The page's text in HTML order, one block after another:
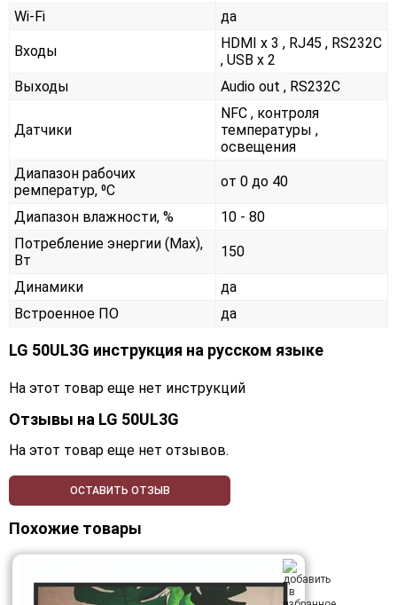
Wi-Fi
да
Входы
HDMI x 3 , RJ45 , RS232С
, USB x 2
Выходы
Audio out , RS232С
Датчики
NFC , контроля
температуры ,
освещения
Диапазон рабочих
ремператур, ⁰С
от 0 до 40
Диапазон влажности, %
10 - 80
Потребление энергии (Max),
Вт
150
Динамики
да
Встроенное ПО
да
LG 50UL3G инструкция на русском языке
На этот товар еще нет инструкций
Отзывы на LG 50UL3G
На этот товар еще нет отзывов.
ОСТАВИТЬ ОТЗЫВ
Похожие товары